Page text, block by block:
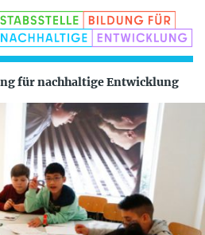
für nachhaltige Entwicklung